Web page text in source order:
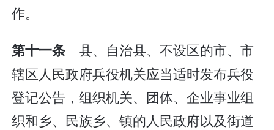
作。
第十一条 县、自治县、不设区的市、市
辖区人民政府兵役机关应当适时发布兵役
登记公告，组织机关、团体、企业事业组
织和乡、民族乡、镇的人民政府以及街道